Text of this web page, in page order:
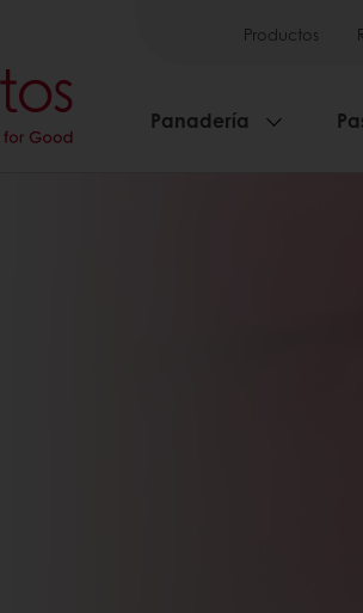
Productos
Panadería